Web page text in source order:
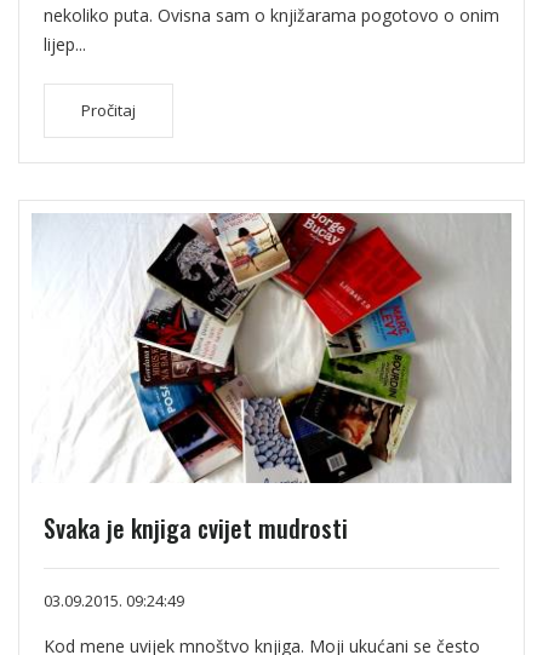
nekoliko puta. Ovisna sam o knjižarama pogotovo o onim
lijep...
Pročitaj
Svaka je knjiga cvijet mudrosti
03.09.2015. 09:24:49
Kod mene uvijek mnoštvo knjiga. Moji ukućani se često